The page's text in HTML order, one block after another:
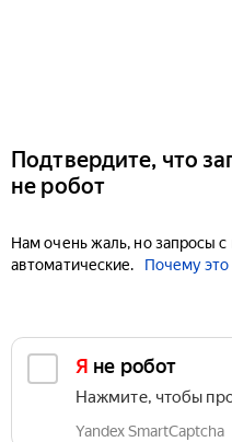
Подтвердите, что
не робот
Нам очень жаль, но запросы
автоматические.
Почему это
Я не робот
Нажмите, чтобы
Yandex SmartCaptcha